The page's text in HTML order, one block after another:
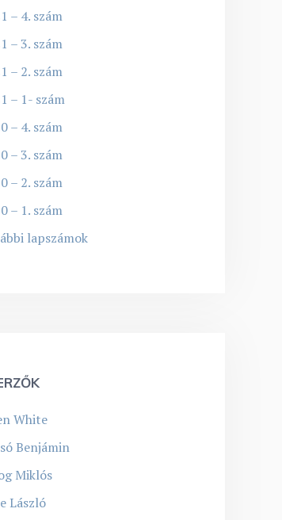
– 4. szám
– 3. szám
– 2. szám
– 1- szám
– 4. szám
– 3. szám
– 2. szám
– 1. szám
lapszámok
White
Benjámin
Miklós
László